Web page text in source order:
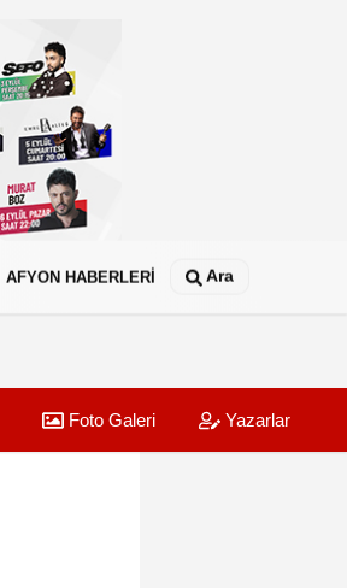
AFYON HABERLERİ Ara
Foto Galeri Yazarlar